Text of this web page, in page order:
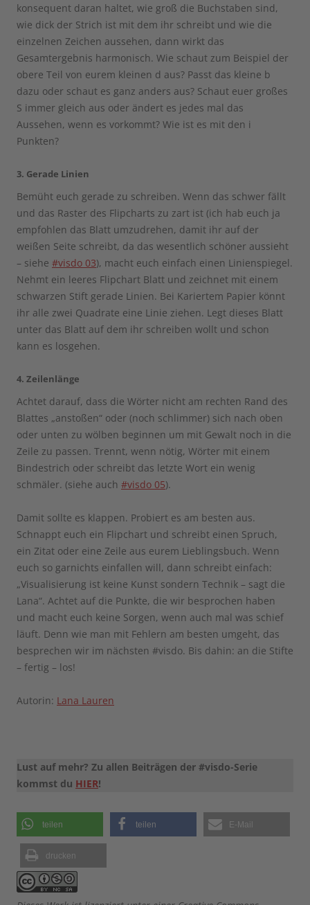
konsequent daran haltet, wie groß die Buchstaben sind,
wie dick der Strich ist mit dem ihr schreibt und wie die
einzelnen Zeichen aussehen, dann wirkt das
Gesamtergebnis harmonisch. Wie schaut zum Beispiel der
obere Teil von eurem kleinen d aus? Passt das kleine b
dazu oder schaut es ganz anders aus? Schaut euer großes
S immer gleich aus oder ändert es jedes mal das
Aussehen, wenn es vorkommt? Wie ist es mit den i
Punkten?
3. Gerade Linien
Bemüht euch gerade zu schreiben. Wenn das schwer fällt
und das Raster des Flipcharts zu zart ist (ich hab euch ja
empfohlen das Blatt umzudrehen, damit ihr auf der
weißen Seite schreibt, da das wesentlich schöner aussieht
– siehe #visdo 03), macht euch einfach einen Linienspiegel.
Nehmt ein leeres Flipchart Blatt und zeichnet mit einem
schwarzen Stift gerade Linien. Bei Kariertem Papier könnt
ihr alle zwei Quadrate eine Linie ziehen. Legt dieses Blatt
unter das Blatt auf dem ihr schreiben wollt und schon
kann es losgehen.
4. Zeilenlänge
Achtet darauf, dass die Wörter nicht am rechten Rand des
Blattes „anstoßen“ oder (noch schlimmer) sich nach oben
oder unten zu wölben beginnen um mit Gewalt noch in die
Zeile zu passen. Trennt, wenn nötig, Wörter mit einem
Bindestrich oder schreibt das letzte Wort ein wenig
schmäler. (siehe auch #visdo 05).
Damit sollte es klappen. Probiert es am besten aus.
Schnappt euch ein Flipchart und schreibt einen Spruch,
ein Zitat oder eine Zeile aus eurem Lieblingsbuch. Wenn
euch so garnichts einfallen will, dann schreibt einfach:
„Visualisierung ist keine Kunst sondern Technik – sagt die
Lana“. Achtet auf die Punkte, die wir besprochen haben
und macht euch keine Sorgen, wenn auch mal was schief
läuft. Denn wie man mit Fehlern am besten umgeht, das
besprechen wir im nächsten #visdo. Bis dahin: an die Stifte
– fertig – los!
Autorin: Lana Lauren
Lust auf mehr? Zu allen Beiträgen der #visdo-Serie
kommst du HIER!
teilen teilen E-Mail
drucken